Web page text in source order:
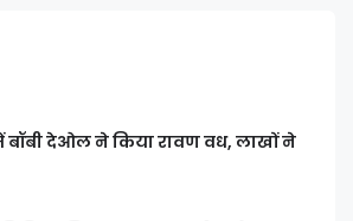
देओल ने किया रावण वध, लाखों ने